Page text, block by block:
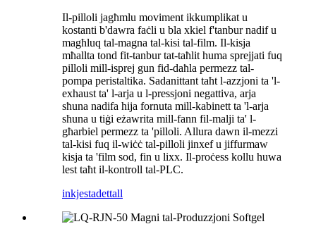
Il-pilloli jagħmlu moviment ikkumplikat u
kostanti b'dawra faċli u bla xkiel f'tanbur nadif u
magħluq tal-magna tal-kisi tal-film. Il-kisja
mħallta tond fit-tanbur tat-taħlit huma sprejjati fuq
pilloli mill-isprej gun fid-daħla permezz tal-
pompa peristaltika. Sadanittant taħt l-azzjoni ta 'l-
exhaust ta' l-arja u l-pressjoni negattiva, arja
sħuna nadifa hija fornuta mill-kabinett ta 'l-arja
sħuna u tiġi eżawrita mill-fann fil-malji ta' l-
għarbiel permezz ta 'pilloli. Allura dawn il-mezzi
tal-kisi fuq il-wiċċ tal-pilloli jinxef u jiffurmaw
kisja ta 'film sod, fin u lixx. Il-proċess kollu huwa
lest taħt il-kontroll tal-PLC.
inkjestadettall